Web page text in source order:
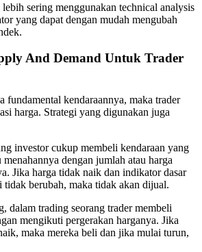
sering menggunakan technical analysis
yang dapat dengan mudah mengubah
And Demand Untuk Trader
fundamental kendaraannya, maka trader
harga. Strategi yang digunakan juga
investor cukup membeli kendaraan yang
dengan jumlah atau harga
Jika harga tidak naik dan indikator dasar
tidak berubah, maka tidak akan dijual.
dalam trading seorang trader membeli
mengikuti pergerakan harganya. Jika
maka mereka beli dan jika mulai turun,